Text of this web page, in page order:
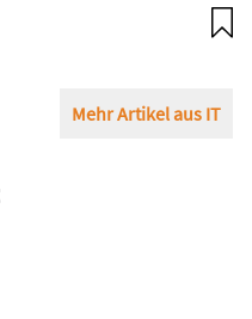
Mehr Artikel aus IT